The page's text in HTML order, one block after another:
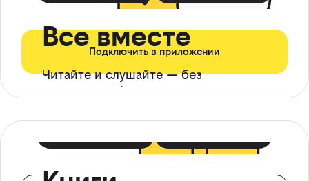
Все вместе
Читайте и слушайте — без
ограничений*
Подключить в приложении